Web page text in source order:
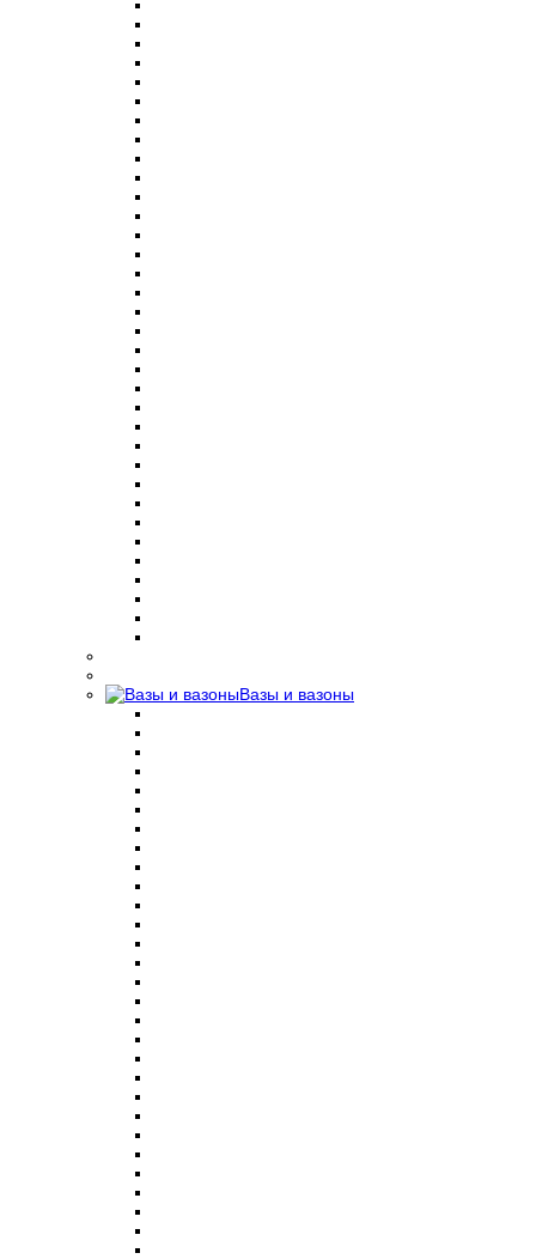
Вазы и вазоны